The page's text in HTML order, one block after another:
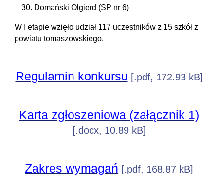
Domański Olgierd (SP nr 6)
W I etapie wzięło udział 117 uczestników z 15 szkół z
powiatu tomaszowskiego.
Regulamin konkursu [.pdf, 172.93 kB]
Karta zgłoszeniowa (załącznik 1)
[.docx, 10.89 kB]
Zakres wymagań [.pdf, 168.87 kB]